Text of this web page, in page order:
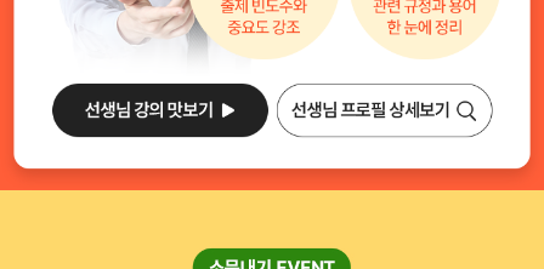
선생님 강의 맛보기
선생님 프로필 상세보기